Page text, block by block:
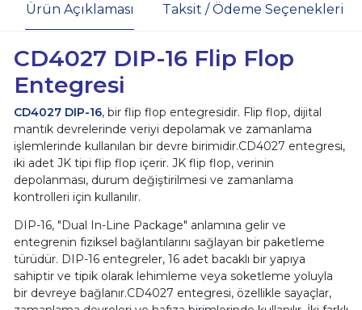
Ürün Açıklaması Taksit / Ödeme Seçenekleri
CD4027 DIP-16 Flip Flop
Entegresi
CD4027 DIP-16, bir flip flop entegresidir. Flip flop, dijital
mantık devrelerinde veriyi depolamak ve zamanlama
işlemlerinde kullanılan bir devre birimidir.CD4027 entegresi,
iki adet JK tipi flip flop içerir. JK flip flop, verinin
depolanması, durum değiştirilmesi ve zamanlama
kontrolleri için kullanılır.
DIP-16, "Dual In-Line Package" anlamına gelir ve
entegrenin fiziksel bağlantılarını sağlayan bir paketleme
türüdür. DIP-16 entegreler, 16 adet bacaklı bir yapıya
sahiptir ve tipik olarak lehimleme veya soketleme yoluyla
bir devreye bağlanır.CD4027 entegresi, özellikle sayaçlar,